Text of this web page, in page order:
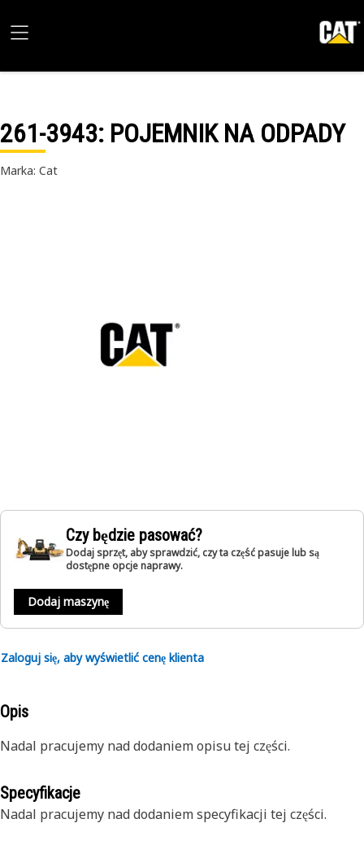
261-3943: POJEMNIK NA ODPADY
Marka: Cat
Czy będzie pasować?
Dodaj sprzęt, aby sprawdzić, czy ta część pasuje lub są
dostępne opcje naprawy.
Dodaj maszynę
Zaloguj się, aby wyświetlić cenę klienta
Opis
Nadal pracujemy nad dodaniem opisu tej części.
Specyfikacje
Nadal pracujemy nad dodaniem specyfikacji tej części.